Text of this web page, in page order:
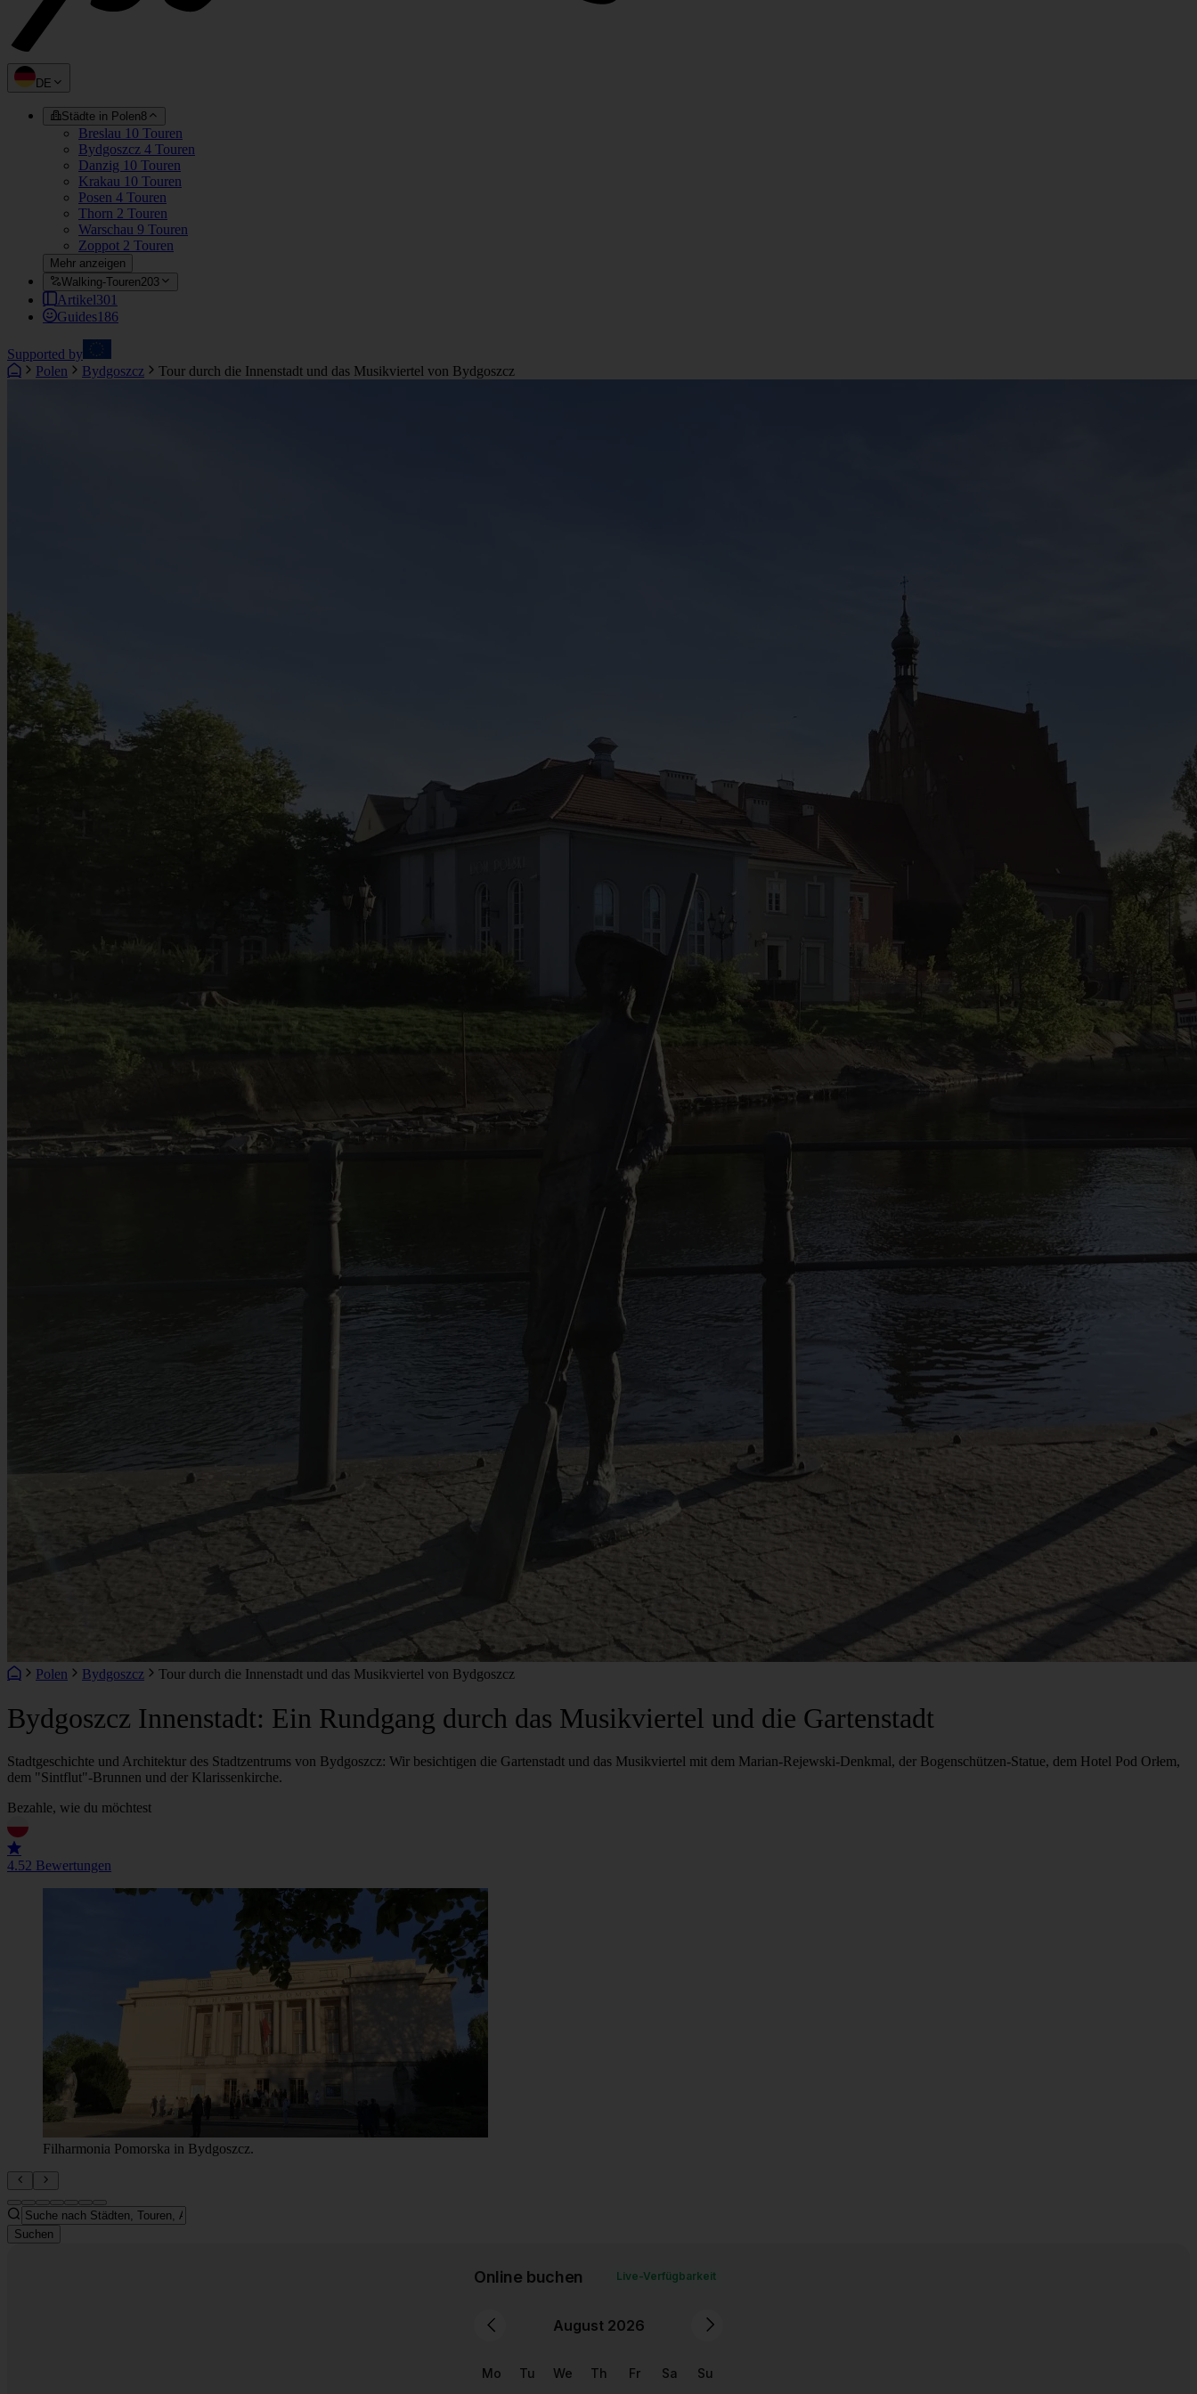
DE
Städte in Polen8
Breslau 10 Touren
Bydgoszcz 4 Touren
Danzig 10 Touren
Krakau 10 Touren
Posen 4 Touren
Thorn 2 Touren
Warschau 9 Touren
Zoppot 2 Touren
Mehr anzeigen
Walking-Touren203
Artikel301
Guides186
Supported by
Polen
Bydgoszcz Tour durch die Innenstadt und das Musikviertel von Bydgoszcz
Polen Bydgoszcz Tour durch die Innenstadt und das Musikviertel von Bydgoszcz
Bydgoszcz Innenstadt: Ein Rundgang durch das Musikviertel und die Gartenstadt
Stadtgeschichte und Architektur des Stadtzentrums von Bydgoszcz: Wir besichtigen die Gartenstadt und das Musikviertel mit dem Marian-Rejewski-Denkmal, der Bogenschützen-Statue, dem Hotel Pod Orłem,
dem "Sintflut"-Brunnen und der Klarissenkirche.
Bezahle, wie du möchtest
4.52 Bewertungen
Filharmonia Pomorska in Bydgoszcz.
Suchen